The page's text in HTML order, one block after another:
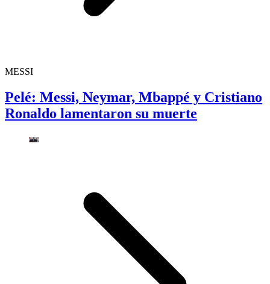
MESSI
Pelé: Messi, Neymar, Mbappé y Cristiano
Ronaldo lamentaron su muerte